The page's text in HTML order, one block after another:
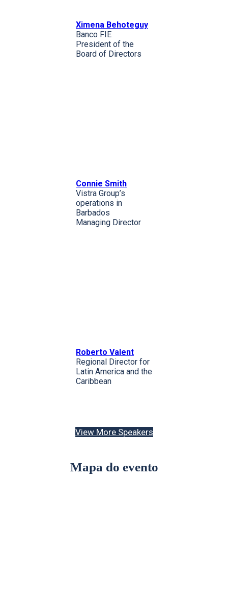
Ximena Behoteguy
Banco FIE
President of the
Board of Directors
Connie Smith
Vistra Group’s
operations in
Barbados
Managing Director
Roberto Valent
Regional Director for
Latin America and the
Caribbean
View More Speakers
Mapa do evento